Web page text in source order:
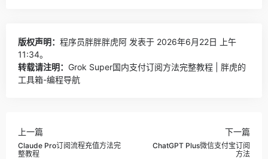
版权声明： 程序员胖胖胖虎阿 发表于 2026年6月22日 上午
11:34。
转载请注明： Grok Super国内支付订阅方法完整教程 | 胖虎的
工具箱-编程导航
上一篇
Claude Pro订阅流程充值方法完
整教程
下一篇
ChatGPT Plus微信支付宝订阅
方法